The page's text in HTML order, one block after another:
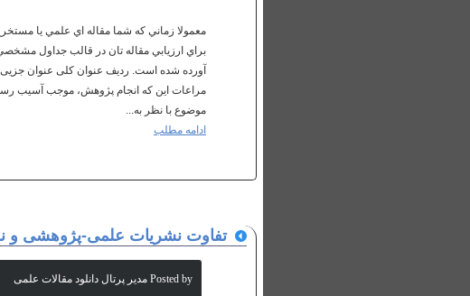
معمولا زماني كه شما مقاله اي علمي يا مستخرج
براي ارزيابي مقاله تان در قالب جداول
موضوع با نظر به...
ادامه مطلب
تفاوت نشریات علمی-پژوهشی و
Posted by مدیر پرتال دانلود مقالات علمی